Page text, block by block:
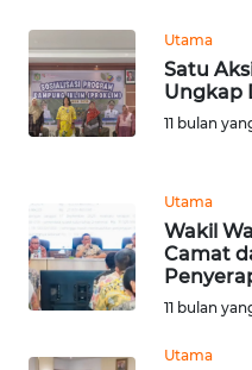
Utama
Satu
Ungkap
11 bulan
Utama
Wakil
Camat
11 bulan
Utama
WN
BANTEN
WN
KEPRI
PAPUA